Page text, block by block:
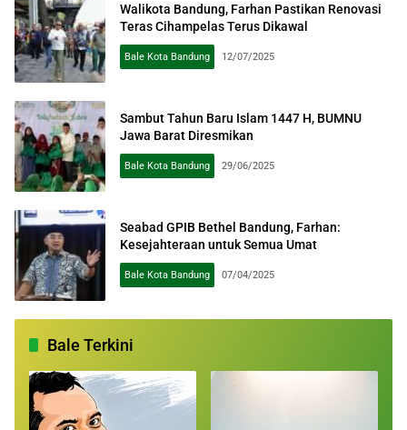
Walikota Bandung, Farhan Pastikan Renovasi
Teras Cihampelas Terus Dikawal
Bale Kota Bandung 12/07/2025
Sambut Tahun Baru Islam 1447 H, BUMNU
Jawa Barat Diresmikan
Bale Kota Bandung 29/06/2025
Seabad GPIB Bethel Bandung, Farhan:
Kesejahteraan untuk Semua Umat
Bale Kota Bandung 07/04/2025
Bale Terkini